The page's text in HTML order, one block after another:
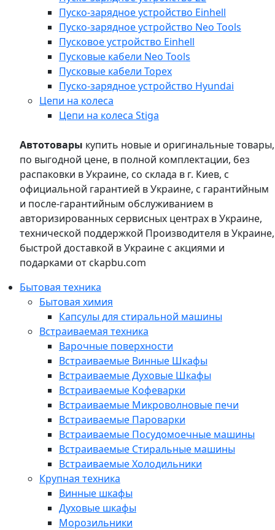
Пуско-зарядное устройство Einhell
Пуско-зарядное устройство Neo Tools
Пусковое устройство Einhell
Пусковые кабели Neo Tools
Пусковые кабели Topex
Пуско-зарядное устройство Hyundai
Цепи на колеса
Цепи на колеса Stiga
Автотовары купить новые и оригинальные товары,
по выгодной цене, в полной комплектации, без
распаковки в Украине, со склада в г. Киев, с
официальной гарантией в Украине, с гарантийным
и после-гарантийным обслуживанием в
авторизированных сервисных центрах в Украине,
технической поддержкой Производителя в Украине,
быстрой доставкой в Украине с акциями и
подарками от ckapbu.com
Бытовая техника
Бытовая химия
Капсулы для стиральной машины
Встраиваемая техника
Варочные поверхности
Встраиваемые Винные Шкафы
Встраиваемые Духовые Шкафы
Встраиваемые Кофеварки
Встраиваемые Микроволновые печи
Встраиваемые Пароварки
Встраиваемые Посудомоечные машины
Встраиваемые Стиральные машины
Встраиваемые Холодильники
Крупная техника
Винные шкафы
Духовые шкафы
Морозильники